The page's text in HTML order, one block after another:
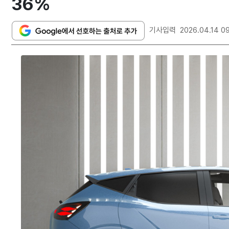
36%
기사입력 2026.04.14